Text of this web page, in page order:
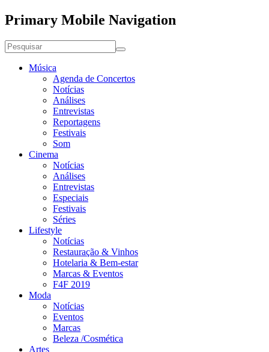
Primary Mobile Navigation
Música
Agenda de Concertos
Notícias
Análises
Entrevistas
Reportagens
Festivais
Som
Cinema
Notícias
Análises
Entrevistas
Especiais
Festivais
Séries
Lifestyle
Notícias
Restauração & Vinhos
Hotelaria & Bem-estar
Marcas & Eventos
F4F 2019
Moda
Notícias
Eventos
Marcas
Beleza /Cosmética
Artes